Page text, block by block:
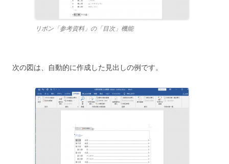
リボン「参考資料」の「目次」機能
次の図は、自動的に作成した見出しの例です。